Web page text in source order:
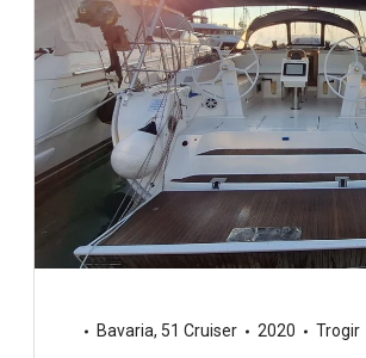
Bavaria, 51 Cruiser 2020 Trogir